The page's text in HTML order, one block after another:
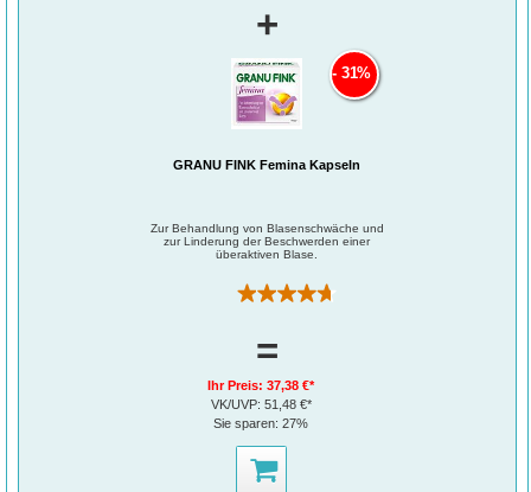
+
GRANU FINK Femina Kapseln
Zur Behandlung von Blasenschwäche und
zur Linderung der Beschwerden einer
überaktiven Blase.
(54)
31%
=
Ihr Preis:37,38 €*
VK/UVP: 51,48 €*
Sie sparen:27%